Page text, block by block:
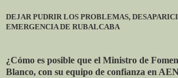
DEJAR PUDRIR LOS PROBLEMAS,
EMERGENCIA DE RUBALCABA
¿Cómo es posible que el Ministro de
Blanco, con su equipo de confianza en